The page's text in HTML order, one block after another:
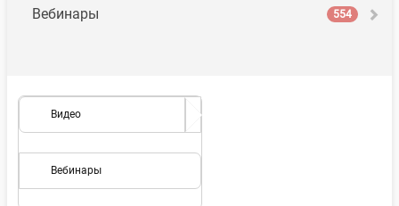
Вебинары 554
Видео
Вебинары